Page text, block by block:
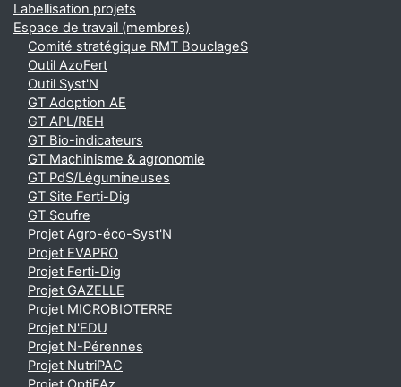
Labellisation projets
Espace de travail (membres)
Comité stratégique RMT BouclageS
Outil AzoFert
Outil Syst'N
GT Adoption AE
GT APL/REH
GT Bio-indicateurs
GT Machinisme & agronomie
GT PdS/Légumineuses
GT Site Ferti-Dig
GT Soufre
Projet Agro-éco-Syst'N
Projet EVAPRO
Projet Ferti-Dig
Projet GAZELLE
Projet MICROBIOTERRE
Projet N'EDU
Projet N-Pérennes
Projet NutriPAC